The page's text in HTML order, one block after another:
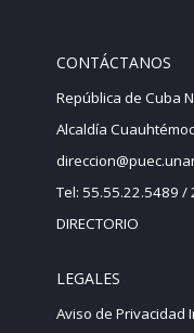
CONTÁCTANOS
República de Cuba
Alcaldía
Tel: 55.55.22.5489 /
DIRECTORIO
LEGALES
Aviso de Privacidad